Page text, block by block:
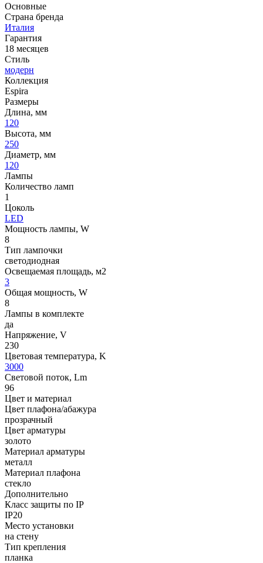
Основные
Страна бренда
Италия
Гарантия
18 месяцев
Стиль
модерн
Коллекция
Espira
Размеры
Длина, мм
120
Высота, мм
250
Диаметр, мм
120
Лампы
Количество ламп
1
Цоколь
LED
Мощность лампы, W
8
Тип лампочки
светодиодная
Освещаемая площадь, м2
3
Общая мощность, W
8
Лампы в комплекте
да
Напряжение, V
230
Цветовая температура, K
3000
Световой поток, Lm
96
Цвет и материал
Цвет плафона/абажура
прозрачный
Цвет арматуры
золото
Материал арматуры
металл
Материал плафона
стекло
Дополнительно
Класс защиты по IP
IP20
Место установки
на стену
Тип крепления
планка